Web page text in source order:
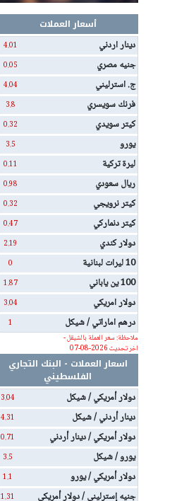
أسعار العملات
دينار اردني
4.01
جنيه مصري 0.05
ج. استرليني 4.04
فرنك سويسري 3.8
كيتر سويدي 0.32
يورو 3.5
ليرة تركية 0.11
ريال سعودي 0.98
كيتر نرويجي 0.32
كيتر دنماركي 0.47
دولار كندي 2.19
10 ليرات لبنانية 0
100 ين ياباني 1.87
دولار امريكي 3.04
درهم اماراتي / شيكل
1
ملاحظة: سعر العملة بالشيقل -
اخر تحديث 2026-08-07
اسعار العملات - البنك التجاري
الفلسطيني
دولار أمريكي / شيكل
3.04
دينار أردني / شيكل 4.31
دولار أمريكي / دينار أردني 0.71
يورو / شيكل 3.5
دولار أمريكي / يورو 1.1
جنيه إسترليني / دولار أمريكي 1.31